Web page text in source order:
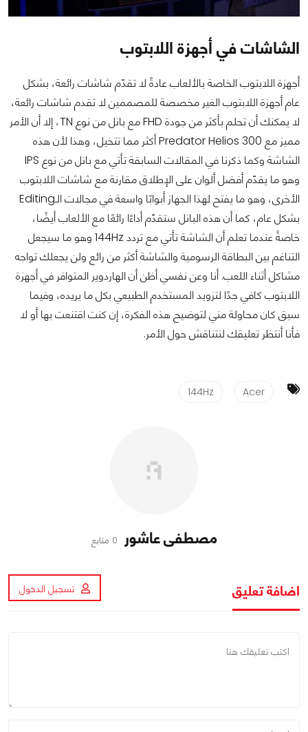
الشاشات في أجهزة اللابتوب
أجهزة اللابتوب الخاصة بالألعاب عادةً لا تقدّم شاشات رائعة، بشكل
عام أجهزة اللابتوب الغير مخصصة للمصممين لا تقدم شاشات رائعة،
لا يمكنك أن تحلم بأكثر من جودة FHD مع بانل من نوع TN، إلا أن الأمر
مميز مع Predator Helios 300 أكثر مما تتخيل، وهذا لأن هذه
الشاشة وكما ذكرنا في المقالات السابقة تأتي مع بانل من نوع IPS
وهو ما يقدّم أفضل ألوان على الإطلاق مقارنة مع شاشات اللابتوب
الأخرى، وهو ما يفتح لهذا الجهاز أبوابًا واسعة في مجالات الـEditing
بشكل عام، كما أن هذه البانل ستقدّم أداءًا رائعًا مع الألعاب أيضًا،
خاصةً عندما تعلم أن الشاشة تأتي مع تردد 144Hz وهو ما سيجعل
التناغم بين البطاقة الرسومية والشاشة أكثر من رائع ولن يجعلك تواجه
مشاكل أثناء اللعب. أنا وعن نفسي أظن أن الهاردوير المتوافر في أجهزة
اللابتوب كافي جدًا لتزويد المستخدم الطبيعي بكل ما يريده، وفيما
سبق كان محاولة مني لتوضيح هذه الفكرة، إن كنت اقتنعت بها أو لا
فأنا أنتظر تعليقك لنتناقش حول الأمر.
Acer
144Hz
مصطفى عاشور 0 متابع
اضافة تعليق تسجيل الدخول